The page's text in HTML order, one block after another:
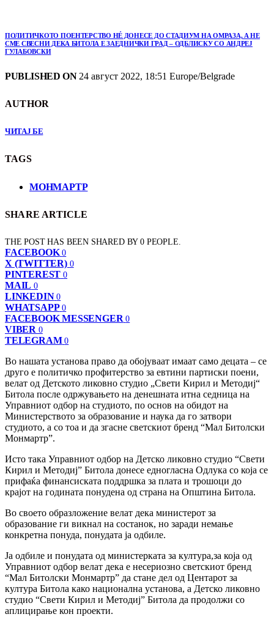
ПОЛИТИЧКОТО ПОЕНТЕРСТВО НÉ ДОНЕСЕ ДО СТАДИУМ НА ОМРАЗА, А НЕ
СМЕ СВЕСНИ ДЕКА БИТОЛА Е ЗАЕДНИЧКИ ГРАД – ОДБЛИСКУ СО АНДРЕЈ
ГУЛАБОВСКИ
PUBLISHED ON24 август 2022, 18:51 Europe/Belgrade
AUTHOR
ЧИТАЈ БЕ
TAGS
МОНМАРТР
SHARE ARTICLE
THE POST HAS BEEN SHARED BY0 PEOPLE.
FACEBOOK 0
X (TWITTER) 0
PINTEREST 0
MAIL 0
LINKEDIN 0
WHATSAPP 0
FACEBOOK MESSENGER 0
VIBER 0
TELEGRAM 0
Во нашата установа право да обојуваат имаат само децата – се
друго е политичко профитерство за евтини партиски поени,
велат од Детското ликовно студио „Свети Кирил и Методиј“
Битола после одржувањето на денешната итна седница на
Управниот одбор на студиото, по основ на обидот на
Министерството за образование и наука да го затвори
студиото, а со тоа и да згасне светскиот бренд “Мал Битолски
Монмартр”.
Исто така Управниот одбор на Детско ликовно студио “Свети
Кирил и Методиј” Битола донесе едногласна Одлука со која се
прифаќа финансиската поддршка за плата и трошоци до
крајот на годината понудена од страна на Општина Битола.
Во своето образложение велат дека министерот за
образование ги викнал на состанок, но заради немање
конкретна понуда, понудата ја одбиле.
Ја одбиле и понудата од министерката за култура,за која од
Управниот одбор велат дека е несериозно светскиот бренд
“Мал Битолски Монмартр” да стане дел од Центарот за
култура Битола како национална установа, а Детско ликовно
студио “Свети Кирил и Методиј” Битола да продолжи со
аплицирање кон проекти.